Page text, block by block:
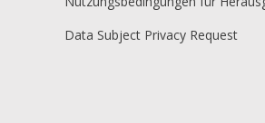
Data Subject Privacy Request